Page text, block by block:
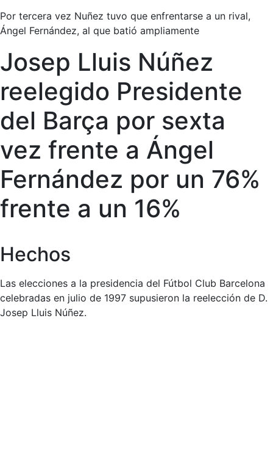
Por tercera vez Nuñez tuvo que enfrentarse a un rival,
Ángel Fernández, al que batió ampliamente
Josep Lluis Núñez
reelegido Presidente
del Barça por sexta
vez frente a Ángel
Fernández por un 76%
frente a un 16%
Hechos
Las elecciones a la presidencia del Fútbol Club Barcelona
celebradas en julio de 1997 supusieron la reelección de D.
Josep Lluis Núñez.